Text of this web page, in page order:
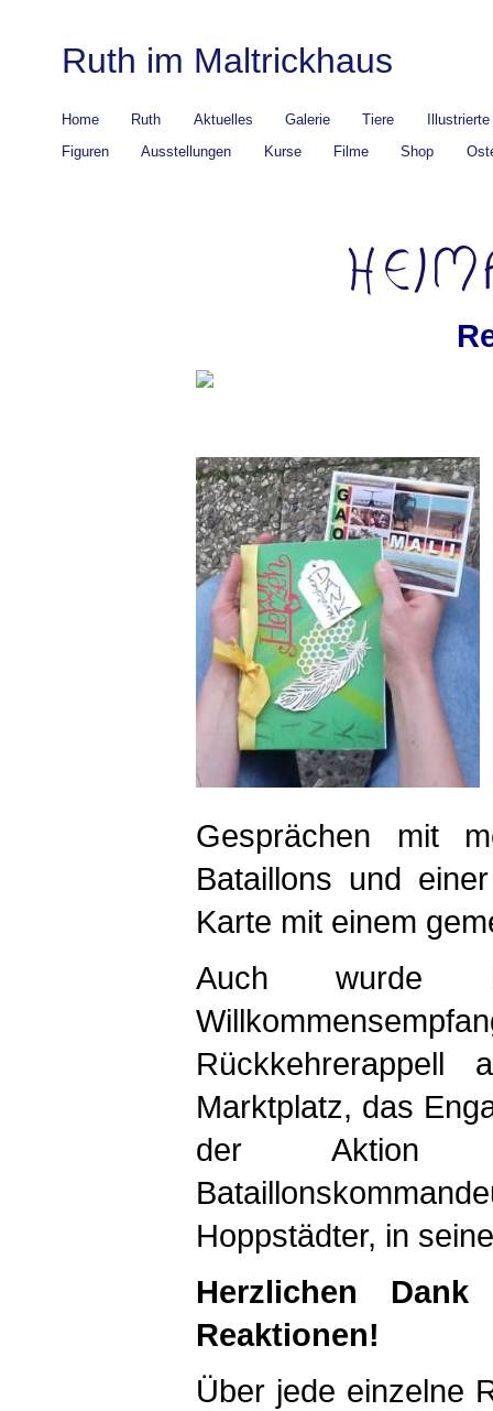
Ruth im Maltrickhaus
Home Ruth Aktuelles Galerie Tiere
Figuren
Ausstellungen Kurse Filme Shop
Gesprächen mit
Bataillons und
Karte mit einem
Auch wurde
Marktplatz, das
der Aktion
Hoppstädter, in
Herzlichen Dank
Reaktionen!
Über jede einzelne